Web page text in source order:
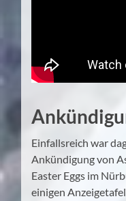
Einfallsreich war
Ankündigung von
Easter Eggs im
einigen